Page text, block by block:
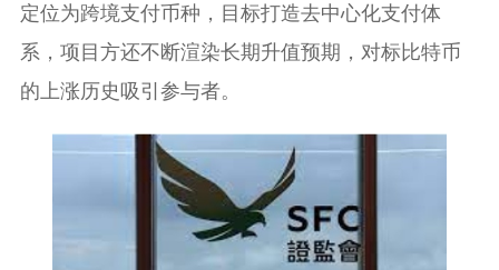
定位为跨境支付币种，目标打造去中心化支付体
系，项目方还不断渲染长期升值预期，对标比特币
的上涨历史吸引参与者。